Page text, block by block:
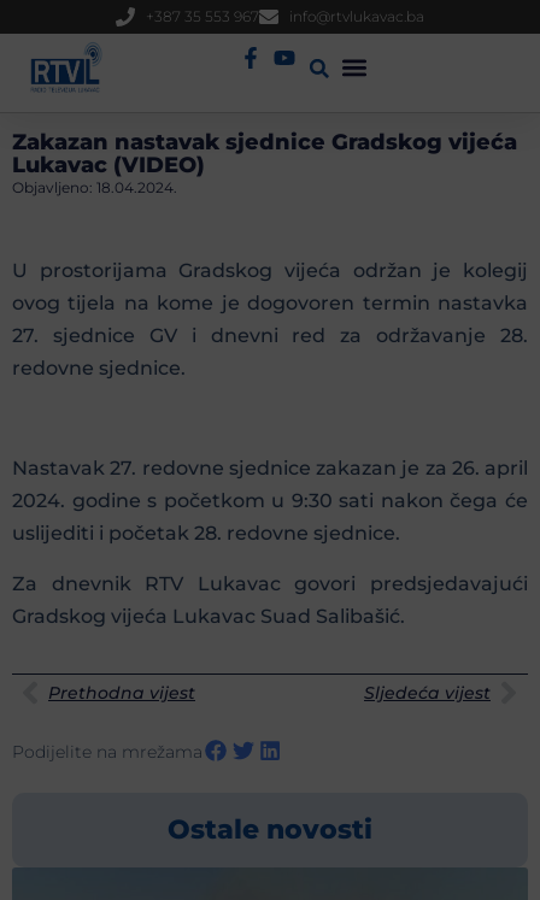
+387 35 553 967 info@rtvlukavac.ba
Zakazan nastavak sjednice Gradskog vijeća
Lukavac (VIDEO)
Objavljeno: 18.04.2024.
U prostorijama Gradskog vijeća održan je kolegij
ovog tijela na kome je dogovoren termin nastavka
27. sjednice GV i dnevni red za održavanje 28.
redovne sjednice.
Nastavak 27. redovne sjednice zakazan je za 26. april
2024. godine s početkom u 9:30 sati nakon čega će
uslijediti i početak 28. redovne sjednice.
Za dnevnik RTV Lukavac govori predsjedavajući
Gradskog vijeća Lukavac Suad Salibašić.
Prethodna vijest Sljedeća vijest
Podijelite na mrežama
Ostale novosti